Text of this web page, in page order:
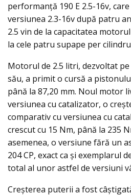
performanţă 190 E 2.5-16v,
versiunea 2.3-16v după patru
2.5 vin de la capacitatea
la cele patru supape per
Motorul de 2.5 litri, dezvoltat
său, a primit o cursă a
până la 87,20 mm. Noul motor
versiunea cu catalizator, o
comparativ cu versiunea cu
crescut cu 15 Nm, până la 235
asemenea, o versiune fără un
204 CP, exact ca şi exemplarul
total al unor astfel de versiuni
Creșterea puterii a fost